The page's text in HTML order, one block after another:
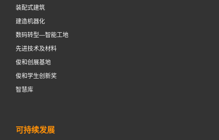
装配式建筑
建造机器化
数码转型—智能工地
先进技术及材料
俊和创展基地
俊和学生创新奖
智慧库
可持续发展